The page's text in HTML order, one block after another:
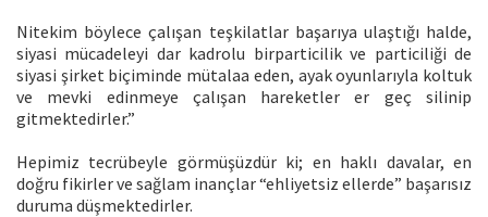
Nitekim böylece çalışan teşkilatlar başarıya ulaştığı halde,
siyasi mücadeleyi dar kadrolu birparticilik ve particiliği de
siyasi şirket biçiminde mütalaa eden, ayak oyunlarıyla koltuk
ve mevki edinmeye çalışan hareketler er geç silinip
gitmektedirler.”
Hepimiz tecrübeyle görmüşüzdür ki; en haklı davalar, en
doğru fikirler ve sağlam inançlar “ehliyetsiz ellerde” başarısız
duruma düşmektedirler.